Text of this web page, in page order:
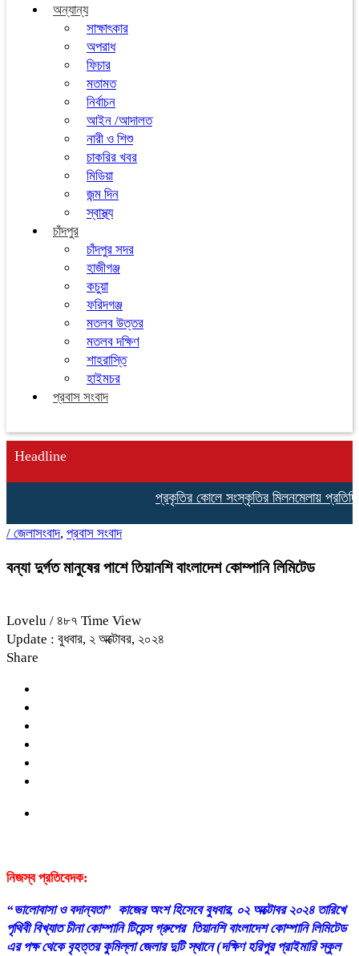
অন্যান্য
সাক্ষাৎকার
অপরাধ
ফিচার
মতামত
নির্বাচন
আইন /আদালত
নারী ও শিশু
চাকরির খবর
মিডিয়া
জন্ম দিন
স্বাস্থ্য
চাঁদপুর
চাঁদপুর সদর
হাজীগঞ্জ
কচুয়া
ফরিদগঞ্জ
মতলব উত্তর
মতলব দক্ষিণ
শাহরাস্তি
হাইমচর
প্রবাস সংবাদ
Headline
প্রকৃতির কোলে সংস্কৃতির মিলনমেলায়
/ জেলাসংবাদ, প্রবাস সংবাদ
বন্যা দুর্গত মানুষের পাশে তিয়ানশি বাংলাদেশ কোম্পানি লিমিটেড
Lovelu / ৪৮৭ Time View
Update : বুধবার, ২ অক্টোবর, ২০২৪
Share
নিজস্ব প্রতিবেদক:
“ভালোবাসা ও বদান্যতা” কাজের অংশ হিসেবে বুধবার, ০২ অক্টোবর ২০২৪ তারিখে
পৃথিবী বিখ্যাত চীনা কোম্পানি টিয়েন্স গ্রুপের তিয়ানশি বাংলাদেশ কোম্পানি লিমিটেড
এর পক্ষ থেকে বৃহত্তর কুমিল্লা জেলার দুটি স্থানে (দক্ষিণ হরিপুর প্রাইমারি স্কুল